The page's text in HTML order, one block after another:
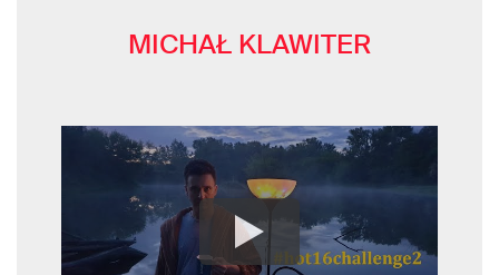
MICHAŁ KLAWITER